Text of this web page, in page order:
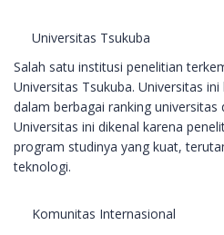
Universitas Tsukuba
Salah satu institusi penelitian
Universitas Tsukuba. Universitas
dalam berbagai ranking universitas
Universitas ini dikenal karena
program studinya yang kuat,
teknologi.
Komunitas Internasional